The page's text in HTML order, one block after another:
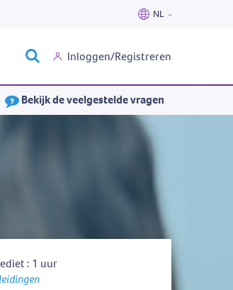
NL
Français
Inloggen/Registreren
Bekijk de veelgestelde vragen
: 1 uur